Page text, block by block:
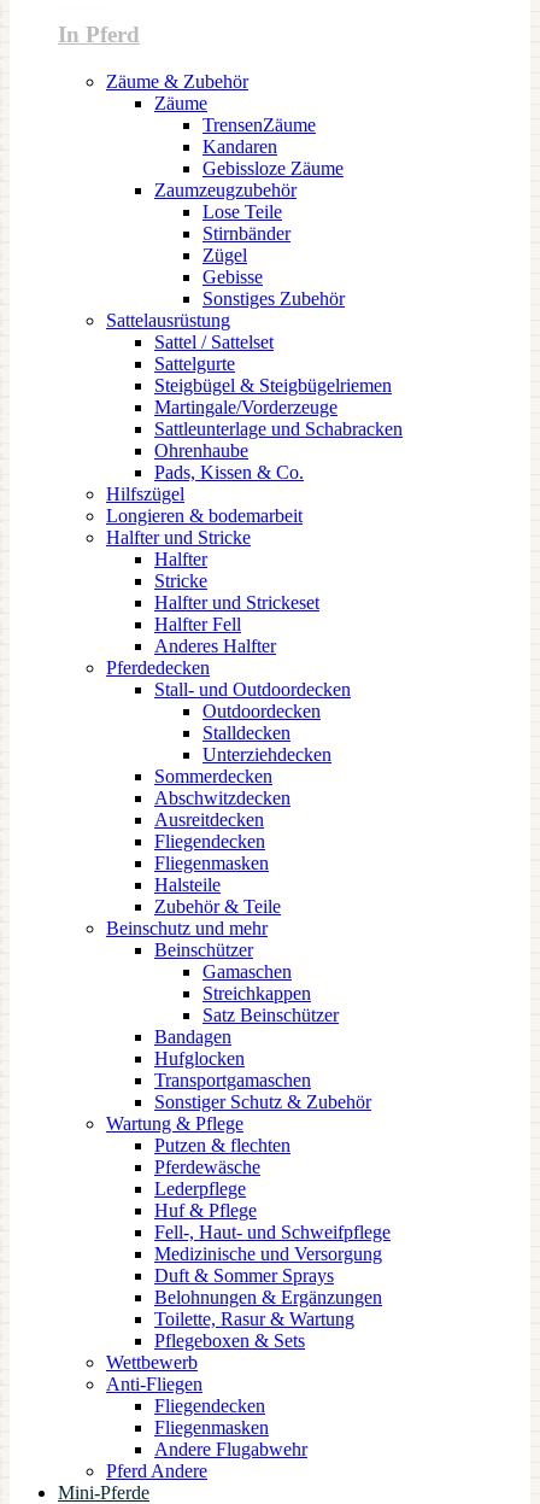
In Pferd
Zäume & Zubehör
Zäume
TrensenZäume
Kandaren
Gebissloze Zäume
Zaumzeugzubehör
Lose Teile
Stirnbänder
Zügel
Gebisse
Sonstiges Zubehör
Sattelausrüstung
Sattel / Sattelset
Sattelgurte
Steigbügel & Steigbügelriemen
Martingale/Vorderzeuge
Sattleunterlage und Schabracken
Ohrenhaube
Pads, Kissen & Co.
Hilfszügel
Longieren & bodemarbeit
Halfter und Stricke
Halfter
Stricke
Halfter und Strickeset
Halfter Fell
Anderes Halfter
Pferdedecken
Stall- und Outdoordecken
Outdoordecken
Stalldecken
Unterziehdecken
Sommerdecken
Abschwitzdecken
Ausreitdecken
Fliegendecken
Fliegenmasken
Halsteile
Zubehör & Teile
Beinschutz und mehr
Beinschützer
Gamaschen
Streichkappen
Satz Beinschützer
Bandagen
Hufglocken
Transportgamaschen
Sonstiger Schutz & Zubehör
Wartung & Pflege
Putzen & flechten
Pferdewäsche
Lederpflege
Huf & Pflege
Fell-, Haut- und Schweifpflege
Medizinische und Versorgung
Duft & Sommer Sprays
Belohnungen & Ergänzungen
Toilette, Rasur & Wartung
Pflegeboxen & Sets
Wettbewerb
Anti-Fliegen
Fliegendecken
Fliegenmasken
Andere Flugabwehr
Pferd Andere
Mini-Pferde